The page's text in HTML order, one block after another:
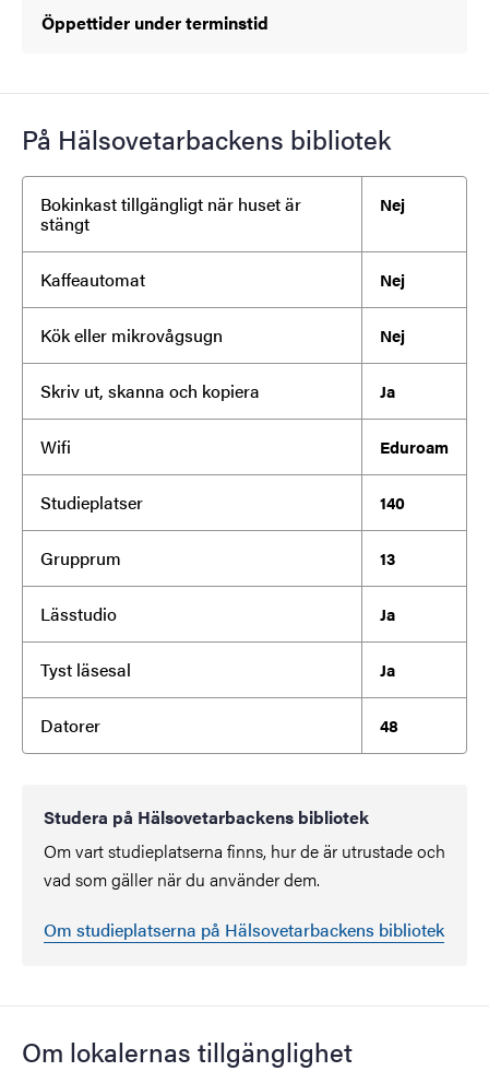
Öppettider under terminstid
På Hälsovetarbackens bibliotek
Bokinkast tillgängligt när huset är
stängt
Nej
Kaffeautomat Nej
Kök eller mikrovågsugn Nej
Skriv ut, skanna och kopiera Ja
Wifi Eduroam
Studieplatser 140
Grupprum 13
Lässtudio Ja
Tyst läsesal Ja
Datorer 48
Studera på Hälsovetarbackens bibliotek
Om vart studieplatserna finns, hur de är utrustade och
vad som gäller när du använder dem.
Om studieplatserna på Hälsovetarbackens bibliotek
Om lokalernas tillgänglighet